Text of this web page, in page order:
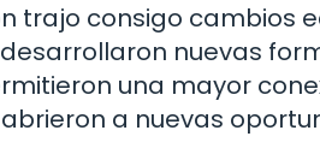
trajo consigo cambios
nuevas
una mayor
a nuevas